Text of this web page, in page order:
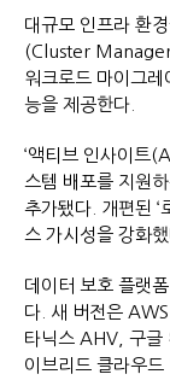
대규모 인프라 환
(Cluster
워크로드 마이그레
능을 제공한다.
‘액티브 인사이트
스템 배포를 지원
추가됐다. 개편된
스 가시성을 강화
데이터 보호 플랫
다. 새 버전은
타닉스 AHV, 구글
이브리드 클라우